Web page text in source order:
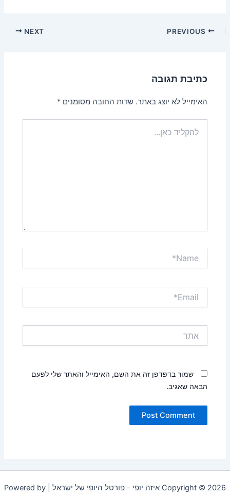
NEXT
כתיבת תגובה
האימייל לא יוצג באתר. שדות החובה מסומנים*
כאן...
שמור בדפדפן זה את השם, האימייל והאתר שלי לפעם
הבאה שאגיב.
Copyright © 2026 איזה יופי - פורטל היופי של ישראל | Powered by